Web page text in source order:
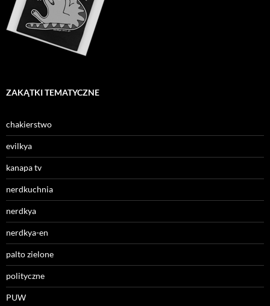
ZAKĄTKI TEMATYCZNE
chakierstwo
evilkya
kanapa tv
nerdkuchnia
nerdkya
nerdkya-en
palto zielone
polityczne
PUW